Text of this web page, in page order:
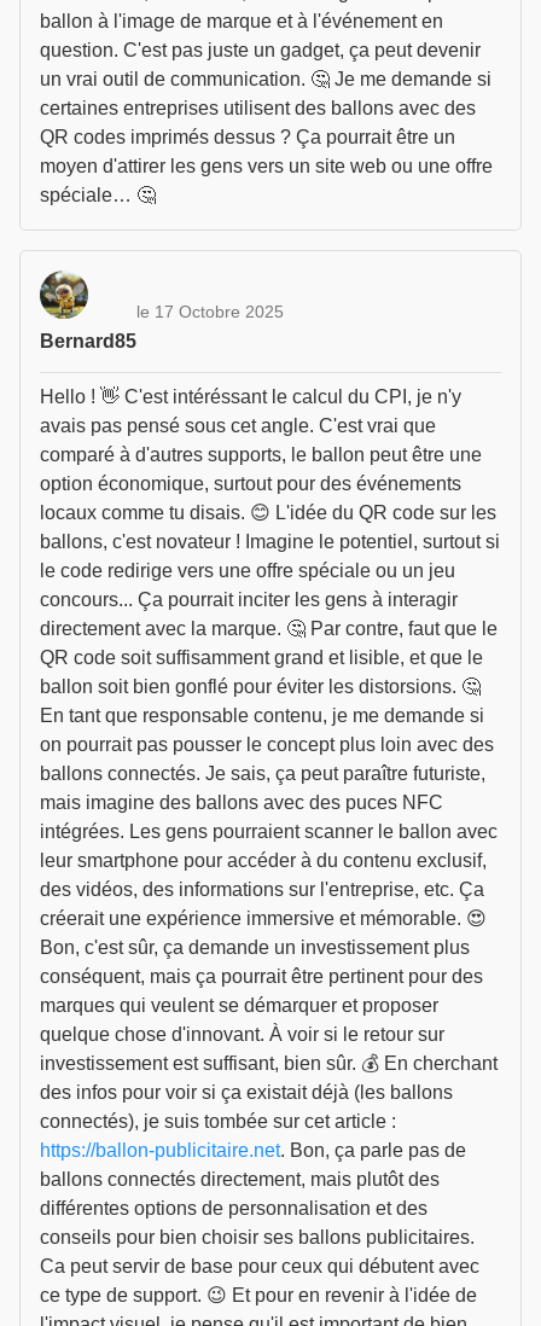
ballon à l'image de marque et à l'événement en
question. C'est pas juste un gadget, ça peut devenir
un vrai outil de communication. 🤔 Je me demande si
certaines entreprises utilisent des ballons avec des
QR codes imprimés dessus ? Ça pourrait être un
moyen d'attirer les gens vers un site web ou une offre
spéciale… 🤔
Bernard85
le 17 Octobre 2025
Hello ! 👋 C'est intéréssant le calcul du CPI, je n'y
avais pas pensé sous cet angle. C'est vrai que
comparé à d'autres supports, le ballon peut être une
option économique, surtout pour des événements
locaux comme tu disais. 😊 L'idée du QR code sur les
ballons, c'est novateur ! Imagine le potentiel, surtout si
le code redirige vers une offre spéciale ou un jeu
concours... Ça pourrait inciter les gens à interagir
directement avec la marque. 🤔 Par contre, faut que le
QR code soit suffisamment grand et lisible, et que le
ballon soit bien gonflé pour éviter les distorsions. 🤔
En tant que responsable contenu, je me demande si
on pourrait pas pousser le concept plus loin avec des
ballons connectés. Je sais, ça peut paraître futuriste,
mais imagine des ballons avec des puces NFC
intégrées. Les gens pourraient scanner le ballon avec
leur smartphone pour accéder à du contenu exclusif,
des vidéos, des informations sur l'entreprise, etc. Ça
créerait une expérience immersive et mémorable. 😍
Bon, c'est sûr, ça demande un investissement plus
conséquent, mais ça pourrait être pertinent pour des
marques qui veulent se démarquer et proposer
quelque chose d'innovant. À voir si le retour sur
investissement est suffisant, bien sûr. 💰 En cherchant
des infos pour voir si ça existait déjà (les ballons
connectés), je suis tombée sur cet article :
https://ballon-publicitaire.net. Bon, ça parle pas de
ballons connectés directement, mais plutôt des
différentes options de personnalisation et des
conseils pour bien choisir ses ballons publicitaires.
Ca peut servir de base pour ceux qui débutent avec
ce type de support. 😉 Et pour en revenir à l'idée de